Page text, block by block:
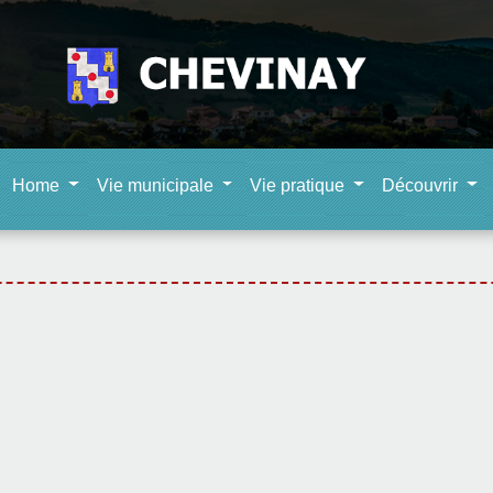
Home Vie municipale Vie pratique Découvrir